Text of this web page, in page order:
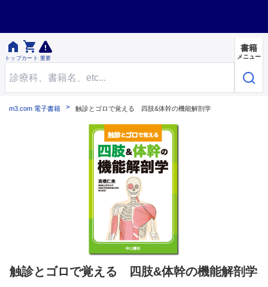

トップ

カート 重要
書籍
メニュー
m3.com 電子書籍 触診とゴロで覚える 四肢&体幹の機能解剖学
触診とゴロで覚える 四肢&体幹の機能解剖学